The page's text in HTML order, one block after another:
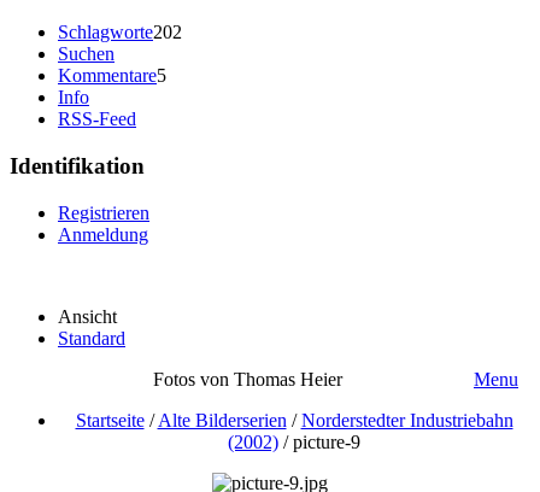
Schlagworte202
Suchen
Kommentare5
Info
RSS-Feed
Identifikation
Registrieren
Anmeldung
Ansicht
Standard
Fotos von Thomas Heier
Menu
Startseite/Alte Bilderserien /Norderstedter Industriebahn
(2002) /picture-9